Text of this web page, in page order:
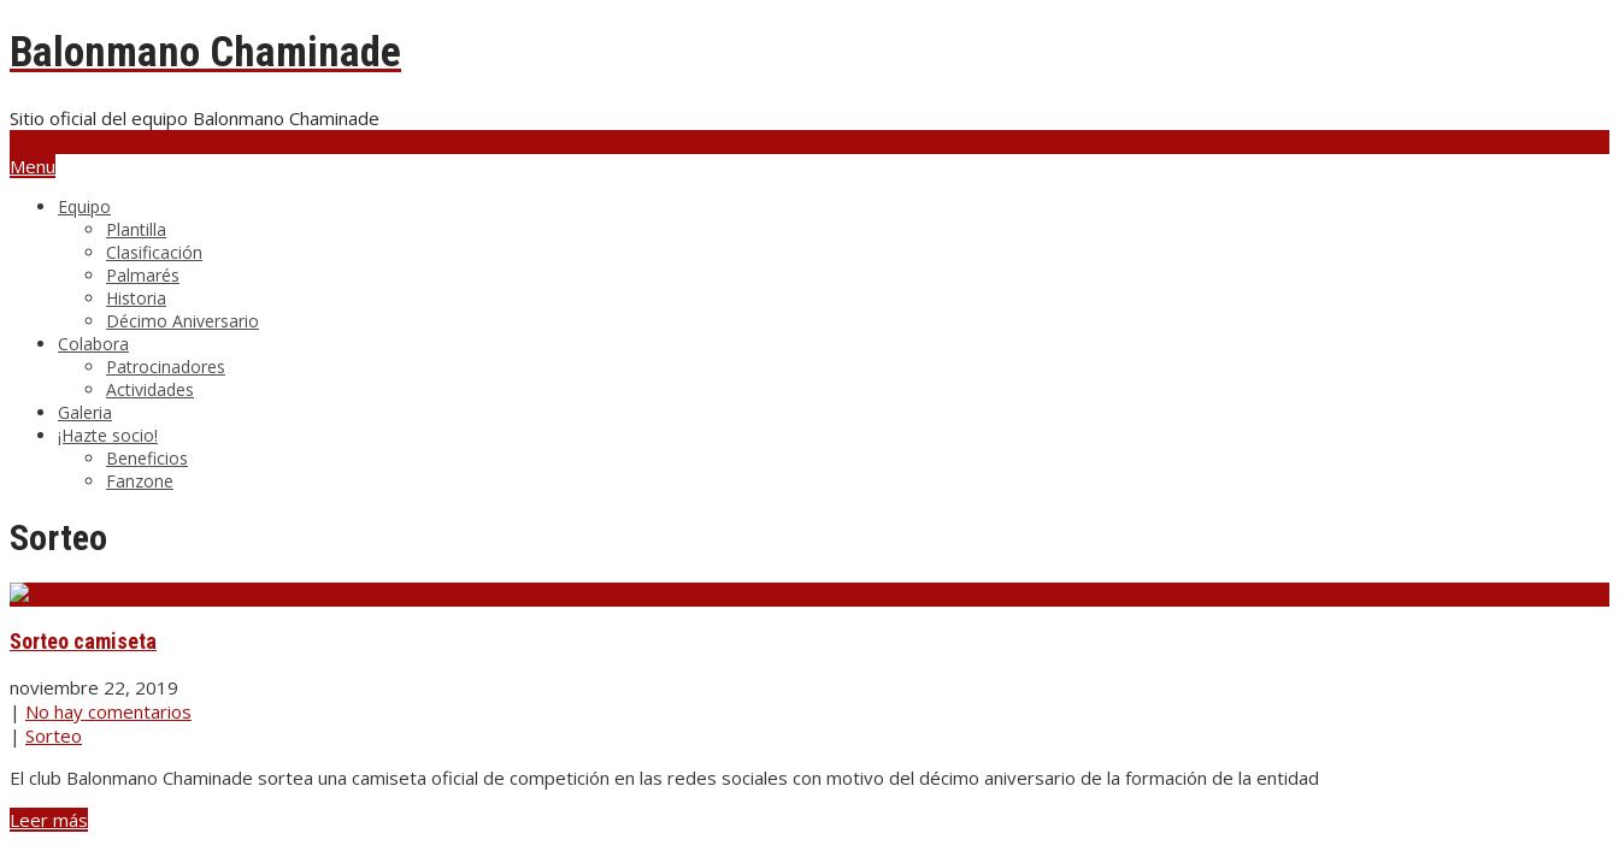
Balonmano Chaminade
Sitio oficial del equipo Balonmano Chaminade
Menu
Equipo
Plantilla
Clasificación
Palmarés
Historia
Décimo Aniversario
Colabora
Patrocinadores
Actividades
Galeria
¡Hazte socio!
Beneficios
Fanzone
Sorteo
Sorteo camiseta
noviembre 22, 2019
| No hay comentarios
| Sorteo
El club Balonmano Chaminade sortea una camiseta oficial de competición en las redes sociales con motivo del décimo aniversario de la formación de la entidad
Leer más